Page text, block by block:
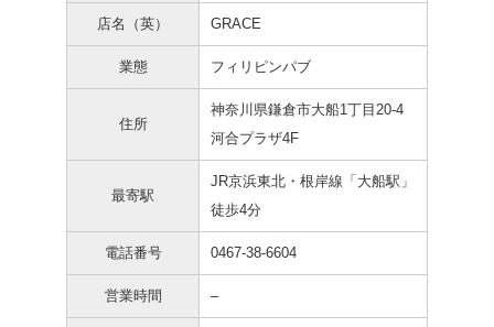
店名（英） GRACE
業態 フィリピンパブ
住所
神奈川県鎌倉市大船1丁目20-4
河合プラザ4F
最寄駅
JR京浜東北・根岸線「大船駅」
徒歩4分
電話番号 0467-38-6604
営業時間 –